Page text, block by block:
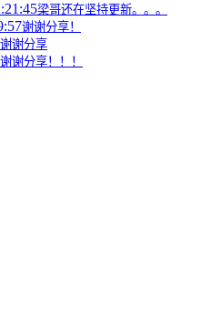
梁哥还在坚持更新。。。
谢谢分享！
谢谢分享
谢谢分享！！！